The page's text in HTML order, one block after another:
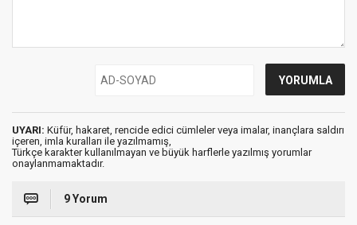
UYARI: Küfür, hakaret, rencide edici cümleler veya imalar, inançlara saldırı
içeren, imla kuralları ile yazılmamış,
Türkçe karakter kullanılmayan ve büyük harflerle yazılmış yorumlar
onaylanmamaktadır.
9 Yorum